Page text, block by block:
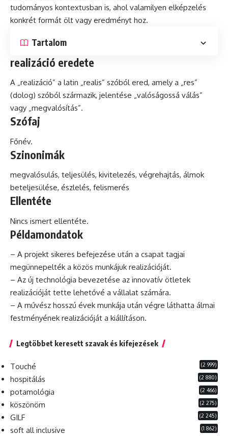
tudományos kontextusban is, ahol valamilyen elképzelés
konkrét formát ölt vagy eredményt hoz.
Tartalom
realizáció eredete
A „realizáció” a latin „realis” szóból ered, amely a „res”
(dolog) szóból származik, jelentése „valóságossá válás”
vagy „megvalósítás”.
Szófaj
Főnév.
Szinonimák
megvalósulás, teljesülés, kivitelezés, végrehajtás, álmok
beteljesülése, észlelés, felismerés
Ellentéte
Nincs ismert ellentéte.
Példamondatok
– A projekt sikeres befejezése után a csapat tagjai
megünnepelték a közös munkájuk realizációját.
– Az új technológia bevezetése az innovatív ötletek
realizációját tette lehetővé a vállalat számára.
– A művész hosszú évek munkája után végre láthatta álmai
festményének realizációját a kiállításon.
Legtöbbet keresett szavak és kifejezések
Touché (2 999)
hospitálás (2 880)
potamológia (2 466)
köszönöm (2 275)
GILF (2 245)
soft all inclusive (1 862)